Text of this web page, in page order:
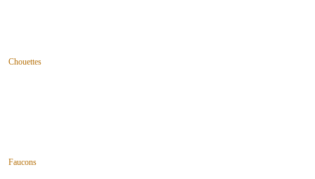
Chouettes
Faucons